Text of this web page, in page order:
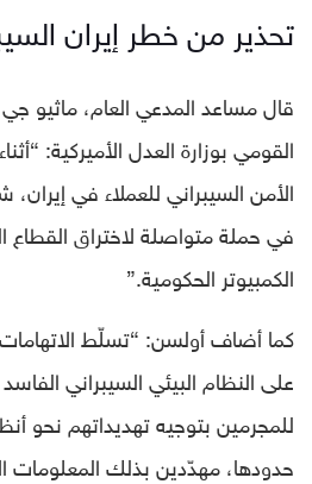
تحذير من خطر إيران
قال مساعد المدعي العام، ماثيو
القومي بوزارة العدل الأميركية:
الأمن السيبراني للعملاء في
في حملة متواصلة لاختراق القطاع
الكمبيوتر الحكومية.”
كما أضاف أولسن: “تسلّط
على النظام البيئي السيبراني
للمجرمين بتوجيه تهديداتهم نحو
حدودها، مهدّدين بذلك المعلومات